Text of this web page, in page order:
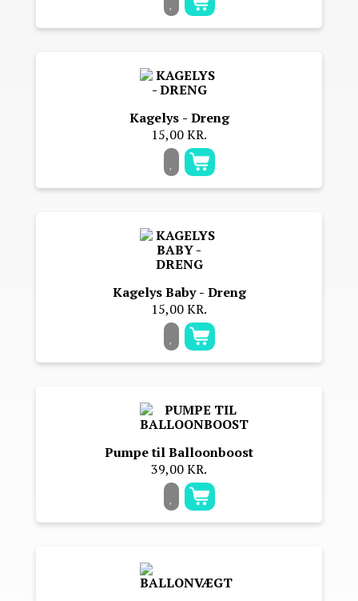
Kagelys - Dreng
15,00 KR.
Kagelys Baby - Dreng
15,00 KR.
Pumpe til Balloonboost
39,00 KR.